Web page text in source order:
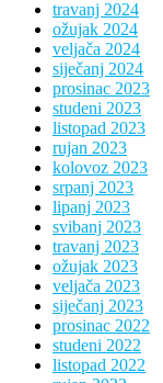
travanj 2024
ožujak 2024
veljača 2024
siječanj 2024
prosinac 2023
studeni 2023
listopad 2023
rujan 2023
kolovoz 2023
srpanj 2023
lipanj 2023
svibanj 2023
travanj 2023
ožujak 2023
veljača 2023
siječanj 2023
prosinac 2022
studeni 2022
listopad 2022